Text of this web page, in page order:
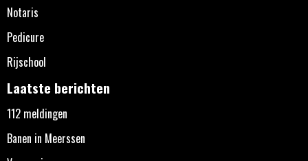
Notaris
Pedicure
Rijschool
Laatste berichten
112 meldingen
Banen in Meerssen